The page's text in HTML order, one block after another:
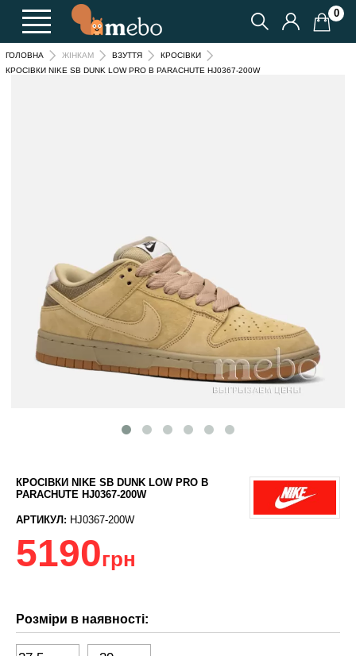
0
ГОЛОВНА ЖІНКАМ ВЗУТТЯ
КРОСІВКИ
КРОСІВКИ NIKE SB DUNK LOW PRO B PARACHUTE HJ0367-200W
КРОСІВКИ NIKE SB DUNK LOW PRO B
PARACHUTE HJ0367-200W
АРТИКУЛ: HJ0367-200W
5190грн
Розміри в наявності: